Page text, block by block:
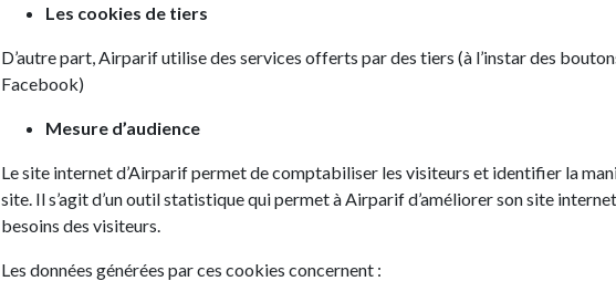
Les cookies de tiers
D’autre part, Airparif utilise des services offerts par des tiers (à l’instar des
Facebook)
Mesure d’audience
Le site internet d’Airparif permet de comptabiliser les visiteurs et identifier la
site. Il s’agit d’un outil statistique qui permet à Airparif d’améliorer son site
besoins des visiteurs.
Les données générées par ces cookies concernent :